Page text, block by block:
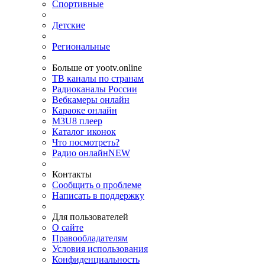
Спортивные
Детские
Региональные
Больше от yootv.online
ТВ каналы по странам
Радиоканалы России
Вебкамеры онлайн
Караоке онлайн
M3U8 плеер
Каталог иконок
Что посмотреть?
Радио онлайнNEW
Контакты
Сообщить о проблеме
Написать в поддержку
Для пользователей
О сайте
Правообладателям
Условия использования
Конфиденциальность